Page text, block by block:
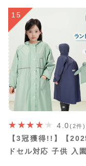
15
4.0(2件)
【3冠獲得!!】【
ドセル対応 子供 入